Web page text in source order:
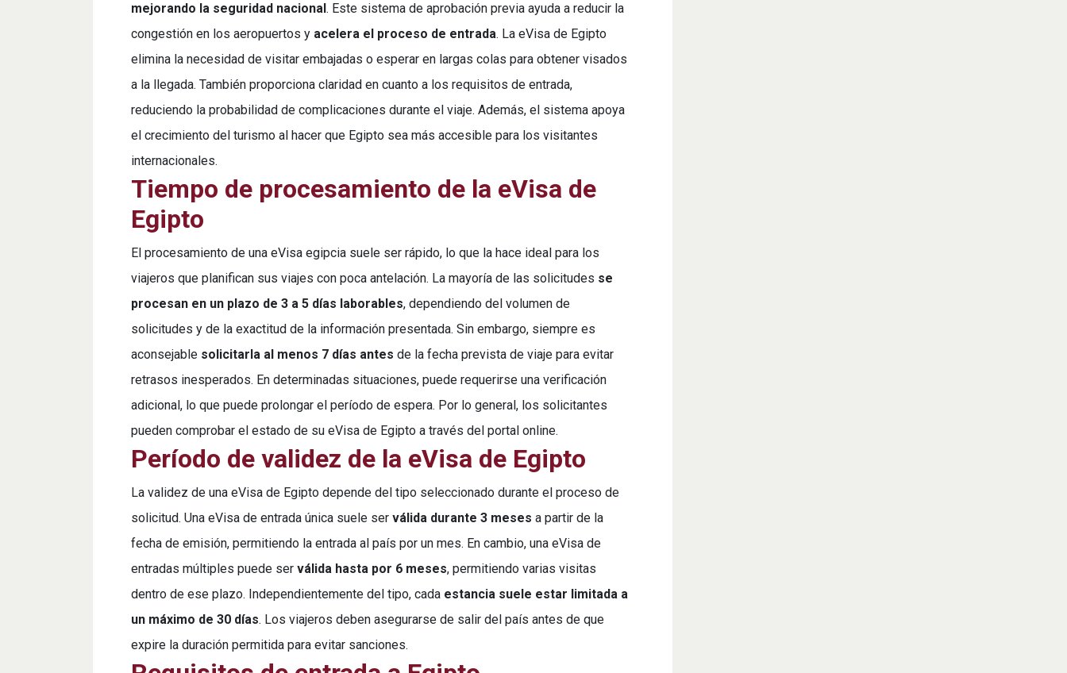
mejorando la seguridad nacional. Este sistema de aprobación previa ayuda a reducir la
congestión en los aeropuertos y acelera el proceso de entrada. La eVisa de Egipto
elimina la necesidad de visitar embajadas o esperar en largas colas para obtener visados
a la llegada. También proporciona claridad en cuanto a los requisitos de entrada,
reduciendo la probabilidad de complicaciones durante el viaje. Además, el sistema apoya
el crecimiento del turismo al hacer que Egipto sea más accesible para los visitantes
internacionales.
Tiempo de procesamiento de la eVisa de
Egipto
El procesamiento de una eVisa egipcia suele ser rápido, lo que la hace ideal para los
viajeros que planifican sus viajes con poca antelación. La mayoría de las solicitudes se
procesan en un plazo de 3 a 5 días laborables, dependiendo del volumen de
solicitudes y de la exactitud de la información presentada. Sin embargo, siempre es
aconsejable solicitarla al menos 7 días antes de la fecha prevista de viaje para evitar
retrasos inesperados. En determinadas situaciones, puede requerirse una verificación
adicional, lo que puede prolongar el período de espera. Por lo general, los solicitantes
pueden comprobar el estado de su eVisa de Egipto a través del portal online.
Período de validez de la eVisa de Egipto
La validez de una eVisa de Egipto depende del tipo seleccionado durante el proceso de
solicitud. Una eVisa de entrada única suele ser válida durante 3 meses a partir de la
fecha de emisión, permitiendo la entrada al país por un mes. En cambio, una eVisa de
entradas múltiples puede ser válida hasta por 6 meses, permitiendo varias visitas
dentro de ese plazo. Independientemente del tipo, cada estancia suele estar limitada a
un máximo de 30 días. Los viajeros deben asegurarse de salir del país antes de que
expire la duración permitida para evitar sanciones.